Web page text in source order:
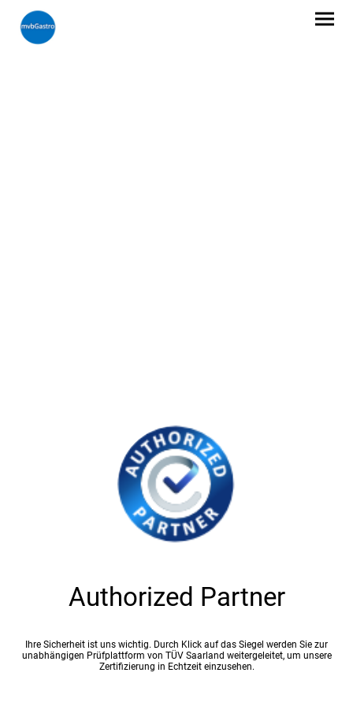
Authorized Partner
Ihre Sicherheit ist uns wichtig. Durch Klick auf das Siegel werden Sie zur
unabhängigen Prüfplattform von TÜV Saarland weitergeleitet, um unsere
Zertifizierung in Echtzeit einzusehen.